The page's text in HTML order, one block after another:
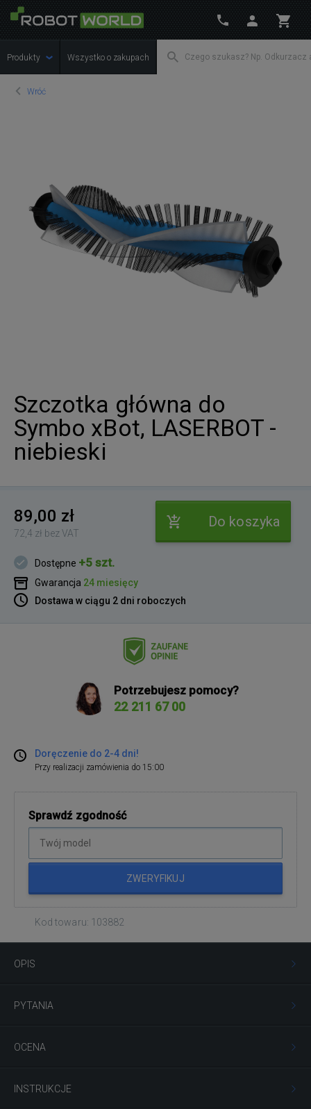
Produkty Wszystko o zakupach
Wróć
Szczotka główna do
Symbo xBot, LASERBOT -
niebieski
89,00 zł
72,4 zł bez VAT
Do koszyka
Dostępne +5 szt.
Gwarancja 24 miesięcy
Dostawa w ciągu 2 dni roboczych
Potrzebujesz pomocy?
22 211 67 00
Doręczenie do 2-4 dni!
Przy realizacji zamówienia do 15:00
Sprawdź zgodność
ZWERYFIKUJ
Kod towaru: 103882
OPIS
PYTANIA
OCENA
INSTRUKCJE